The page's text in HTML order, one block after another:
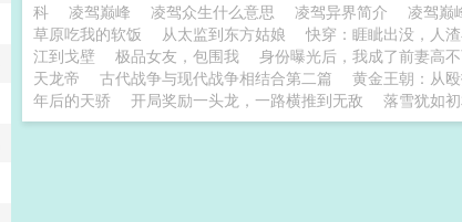
科
凌驾巅峰 凌驾众生什么意思 凌驾异界简介 凌驾巅
草原吃我的软饭
从太监到东方姑娘 快穿：睚眦出没，人
江到戈壁
极品女友，包围我 身份曝光后，我成了前妻高
天龙帝
古代战争与现代战争相结合第二篇 黄金王朝：从
年后的天骄
开局奖励一头龙，一路横推到无敌 落雪犹如